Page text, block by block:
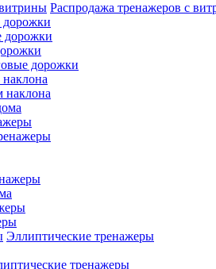
Распродажа тренажеров с
дорожки
дорожки
дорожки
наклона
Эллиптические тренажеры
тренажеры